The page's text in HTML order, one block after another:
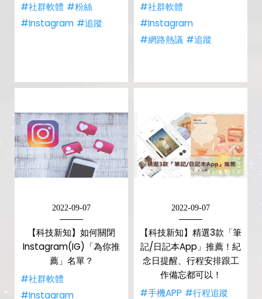
#社群軟體 #粉絲
#Instagram #追蹤
#社群軟體
#Instagram
#網路熱議 #追蹤
2022-09-07
【科技新知】如何關閉
Instagram(IG)「為你推
薦」名單？
#社群軟體
#Instagram
2022-09-07
【科技新知】精選3款「筆
記/日記本App」推薦！紀
念日提醒、行程安排跟工
作備忘都可以！
#手機APP #行程追蹤